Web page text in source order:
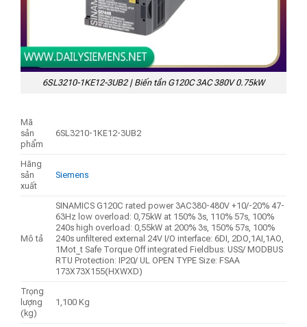
6SL3210-1KE12-3UB2 | Biến tần G120C 3AC 380V 0.75kW
Mã
sản
phẩm
6SL3210-1KE12-3UB2
Hãng
sản
xuất
Siemens
Mô tả
SINAMICS G120C rated power 3AC380-480V +10/-20% 47-
63Hz low overload: 0,75kW at 150% 3s, 110% 57s, 100%
240s high overload: 0,55kW at 200% 3s, 150% 57s, 100%
240s unfiltered external 24V I/O interface: 6DI, 2DO,1AI,1AO,
1Mot_t Safe Torque Off integrated Fieldbus: USS/ MODBUS
RTU Protection: IP20/ UL OPEN TYPE Size: FSAA
173X73X155(HXWXD)
Trọng
lượng
(kg)
1,100 Kg